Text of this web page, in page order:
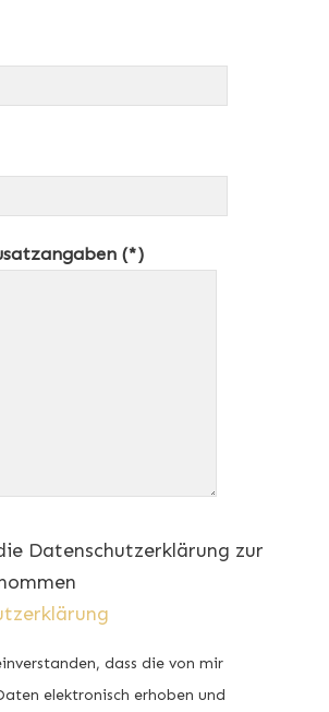
(*)
Datenschutzerklärung zur
dass die von mir
elektronisch erhoben und